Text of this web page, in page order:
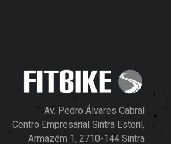
Av. Pedro Álvares Cabral
Centro Empresarial Sintra Estoril,
Armazém 1, 2710-144 Sintra